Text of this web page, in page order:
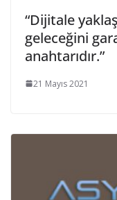
“Dijitale
geleceğini
anahtarıdır.”
21 Mayıs 2021